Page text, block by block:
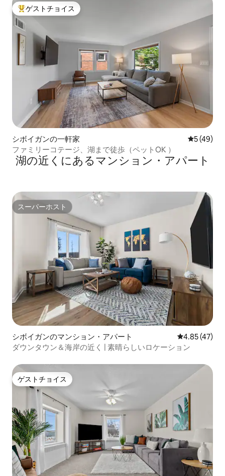
大好評のゲストチョイスです。
ゲストチョイス
シボイガンの一軒家 レビュー
5 (49)
ファミリーコテージ、湖まで徒歩（ペットOK ）
湖の近くにあるマンション・アパート
スーパーホスト
スーパーホスト
シボイガンのマンション・アパート レビュー47
4.85 (47)
ダウンタウン＆海岸の近く | 素晴らしいロケーション
ゲストチョイス
ゲストチョイス